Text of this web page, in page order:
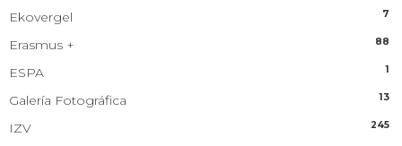
Ekovergel 7
Erasmus + 88
ESPA 1
Galería Fotográfica 13
IZV 245